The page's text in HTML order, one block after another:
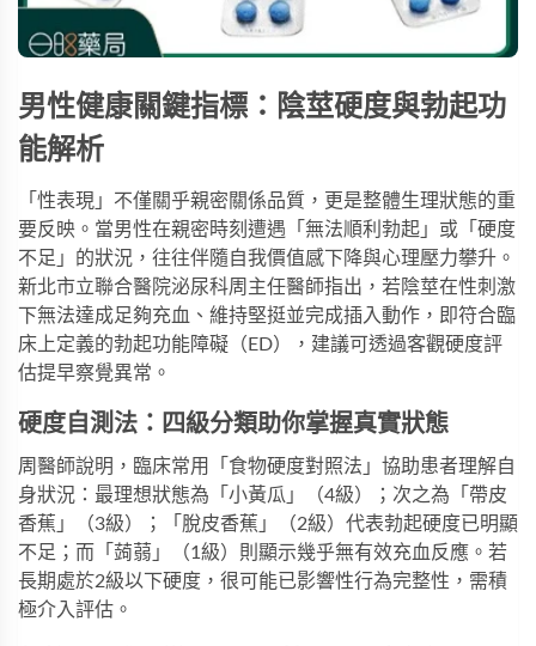
男性健康關鍵指標：陰莖硬度與勃起功
能解析
「性表現」不僅關乎親密關係品質，更是整體生理狀態的重
要反映。當男性在親密時刻遭遇「無法順利勃起」或「硬度
不足」的狀況，往往伴隨自我價值感下降與心理壓力攀升。
新北市立聯合醫院泌尿科周主任醫師指出，若陰莖在性刺激
下無法達成足夠充血、維持堅挺並完成插入動作，即符合臨
床上定義的勃起功能障礙（ED），建議可透過客觀硬度評
估提早察覺異常。
硬度自測法：四級分類助你掌握真實狀態
周醫師說明，臨床常用「食物硬度對照法」協助患者理解自
身狀況：最理想狀態為「小黃瓜」（4級）；次之為「帶皮
香蕉」（3級）；「脫皮香蕉」（2級）代表勃起硬度已明顯
不足；而「蒟蒻」（1級）則顯示幾乎無有效充血反應。若
長期處於2級以下硬度，很可能已影響性行為完整性，需積
極介入評估。